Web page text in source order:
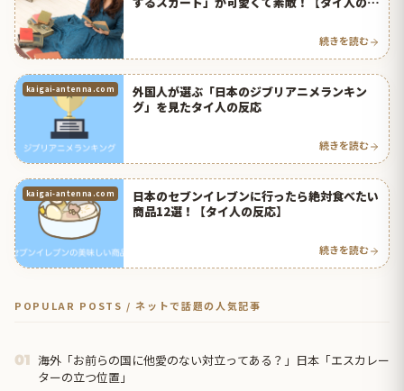
続きを読む
kaigai-antenna.com
外国人が選ぶ「日本のジブリアニメランキン
グ」を見たタイ人の反応
続きを読む
kaigai-antenna.com
日本のセブンイレブンに行ったら絶対食べたい
商品12選！【タイ人の反応】
続きを読む
POPULAR POSTS / ネットで話題の人気記事
01 海外「お前らの国に他愛のない対立ってある？」日本「エスカレー
ターの立つ位置」